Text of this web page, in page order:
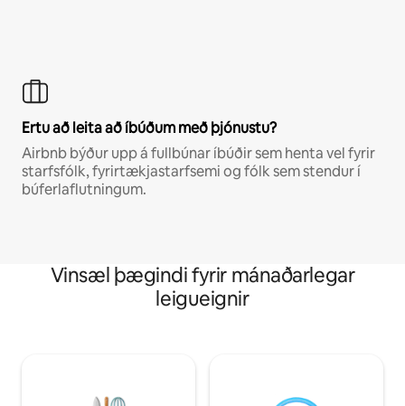
Ertu að leita að íbúðum með þjónustu?
Airbnb býður upp á fullbúnar íbúðir sem henta vel fyrir
starfsfólk, fyrirtækjastarfsemi og fólk sem stendur í
búferlaflutningum.
Vinsæl þægindi fyrir mánaðarlegar
leigueignir